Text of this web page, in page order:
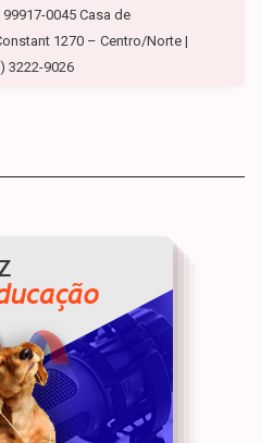
0045 Casa de
1270 – Centro/Norte |
3222-9026